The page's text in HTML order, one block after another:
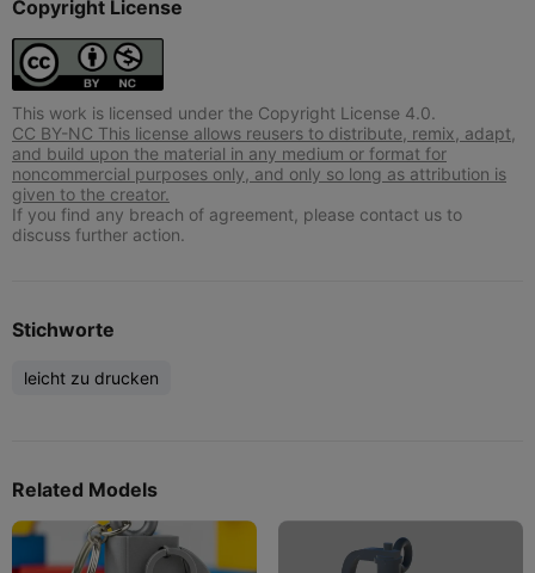
Copyright License
This work is licensed under the Copyright License 4.0.
CC BY-NC This license allows reusers to distribute, remix, adapt,
and build upon the material in any medium or format for
noncommercial purposes only, and only so long as attribution is
given to the creator.
If you find any breach of agreement, please contact us to
discuss further action.
Stichworte
leicht zu drucken
Related Models